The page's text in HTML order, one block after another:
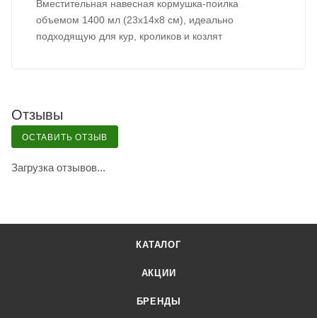
Вместительная навесная кормушка-поилка
объемом 1400 мл (23х14х8 см), идеально
подходящую для кур, кроликов и козлят
Отзывы
ОСТАВИТЬ ОТЗЫВ
Загрузка отзывов...
КАТАЛОГ
АКЦИИ
БРЕНДЫ